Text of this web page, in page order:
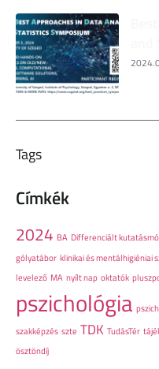
Tags
Címkék
2024 BA Differenciált
gólyatábor klinikai és mentálhigiéniai
levelező MA nyílt nap oktatók
pszichológia
szakképzés szte TDK TudásTér
ösztöndíj